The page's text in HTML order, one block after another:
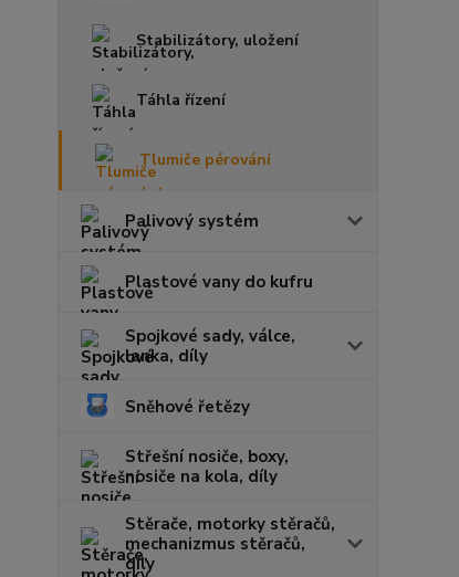
Stabilizátory, uložení
Táhla řízení
Tlumiče pérování
Palivový systém
Plastové vany do kufru
Spojkové sady, válce,
lanka, díly
Sněhové řetězy
Střešní nosiče, boxy,
nosiče na kola, díly
Stěrače, motorky stěračů,
mechanizmus stěračů,
díly